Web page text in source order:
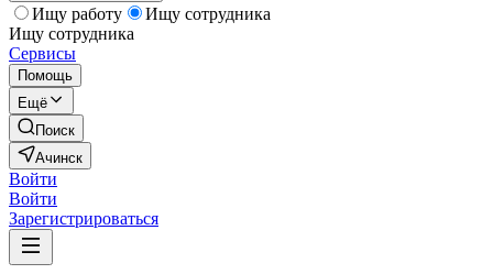
Ищу работу
Ищу сотрудника
Ищу сотрудника
Сервисы
Помощь
Ещё
Поиск
Ачинск
Войти
Войти
Зарегистрироваться